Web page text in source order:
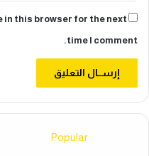
in this browser for the next
time I comment.
Popular